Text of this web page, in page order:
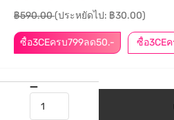
ซื้อ3CEครบ799ลด50.-
฿590.00(ประหยัดไป: ฿30.00)